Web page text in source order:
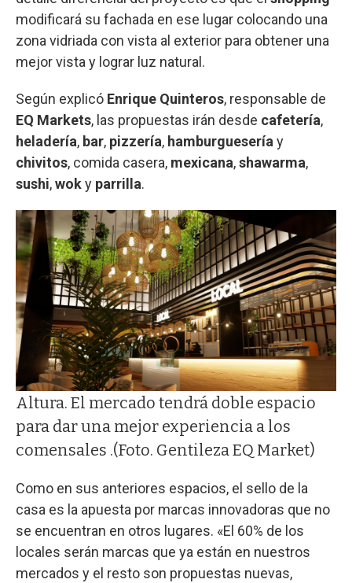
modificará su fachada en ese lugar colocando una
zona vidriada con vista al exterior para obtener una
mejor vista y lograr luz natural.
Según explicó Enrique Quinteros, responsable de
EQ Markets, las propuestas irán desde cafetería,
heladería, bar, pizzería, hamburgueseríay
chivitos, comida casera, mexicana,shawarma,
sushi,woky parrilla.
Altura. El mercado tendrá doble espacio
para dar una mejor experiencia a los
comensales .(Foto. Gentileza EQ Market)
Como en sus anteriores espacios, el sello de la
casa es la apuesta por marcas innovadoras que no
se encuentran en otros lugares. «El 60% de los
locales serán marcas que ya están en nuestros
mercados y el resto son propuestas nuevas,